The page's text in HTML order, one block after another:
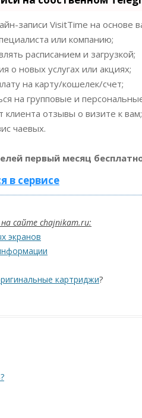
записи VisitTime на основе
или компанию;
расписанием и загрузкой;
новых услугах или акциях;
на карту/кошелек/счет;
на групповые и
отзывы о визите к вам;
чаевых.
первый месяц
в сервисе
сайте chajnikam.ru:
экранов
картриджи?